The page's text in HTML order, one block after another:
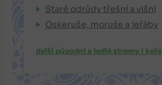
Staré odrůdy třešní a višní
Oskeruše, moruše a jeřáby
další původní a jedlé stromy i keře